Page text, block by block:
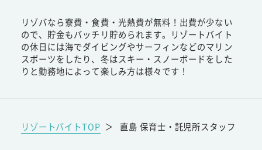
リゾバなら寮費・食費・光熱費が無料！出費が少ない
ので、貯金もバッチリ貯められます。リゾートバイト
の休日には海でダイビングやサーフィンなどのマリン
スポーツをしたり、冬はスキー・スノーボードをした
りと勤務地によって楽しみ方は様々です！
リゾートバイトTOP ＞ 直島 保育士・託児所スタッフ